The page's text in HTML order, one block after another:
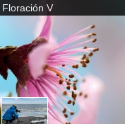
Floración V